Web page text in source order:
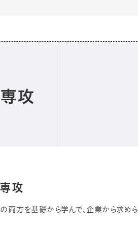
攻
攻
の両方を基礎から学んで、企業から求めら